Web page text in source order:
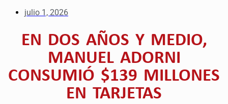
julio 1, 2026
EN DOS AÑOS Y MEDIO,
MANUEL ADORNI
CONSUMIÓ $139 MILLONES
EN TARJETAS